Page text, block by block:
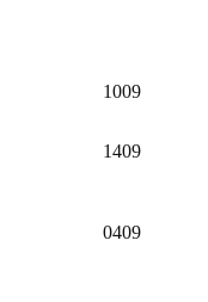
1009
1409
0409